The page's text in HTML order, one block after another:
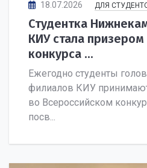
18.07.2026 ДЛЯ
Студентка
КИУ стала призером
конкурса ...
Ежегодно студенты
филиалов КИУ
во Всероссийском
посв...